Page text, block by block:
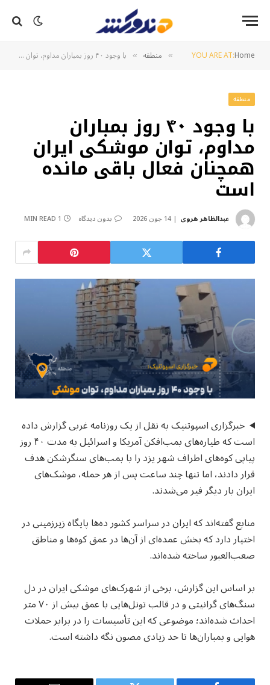
YOU ARE AT:Home
» منطقه » با وجود ۴۰ روز بمباران مداوم، توان موشکی ایران همچنان فعال باقی مانده است
منطقه
با وجود ۴۰ روز بمباران
مداوم، توان موشکی ایران
همچنان فعال باقی مانده
است
عبدالظاهر هروی 14 جون 2026 بدون دیدگاه 1 MIN READ
خبرگزاری اسپوتنیک به نقل از یک روزنامه غربی گزارش داده
است که طیاره‌های بمب‌افکن آمریکا و اسرائیل به مدت ۴۰ روز
پیاپی کوه‌های اطراف شهر یزد را با بمب‌های سنگرشکن هدف
قرار دادند، اما تنها چند ساعت پس از هر حمله، موشک‌های
ایران بار دیگر فیر می‌شدند.
منابع گفته‌اند که ایران در سراسر کشور ده‌ها پایگاه زیرزمینی در
اختیار دارد که بخش عمده‌ای از آن‌ها در عمق کوه‌ها و مناطق
صعب‌العبور ساخته شده‌اند.
بر اساس این گزارش، برخی از شهرک‌های موشکی ایران در دل
سنگ‌های گرانیتی و در قالب تونل‌هایی با عمق بیش از ۷۰ متر
احداث شده‌اند؛ موضوعی که این تأسیسات را در برابر حملات
هوایی و بمباران‌ها تا حد زیادی مصون نگه داشته است.